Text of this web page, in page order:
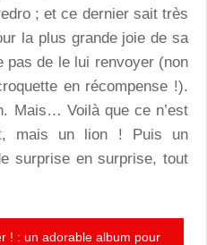
; et ce dernier sait très
la plus grande joie de sa
pas de le lui renvoyer (non
en récompense !).
Mais… Voilà que ce n’est
mais un lion ! Puis un
surprise en surprise, tout
! : un adorable album pour